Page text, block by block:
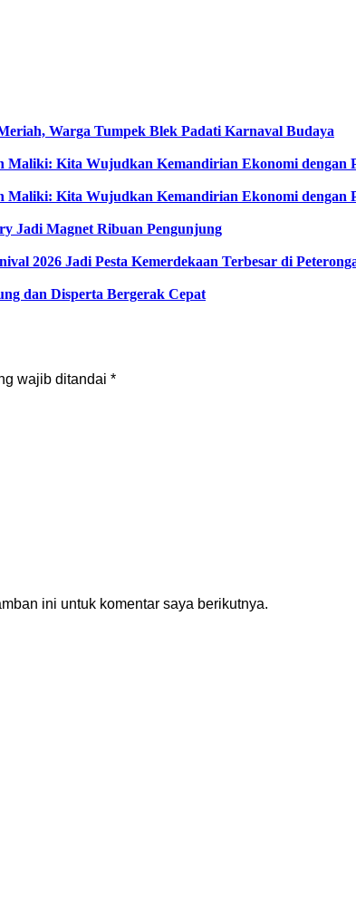
Warga Tumpek Blek Padati Karnaval Budaya
Kita Wujudkan Kemandirian Ekonomi dengan
Kita Wujudkan Kemandirian Ekonomi dengan
Jadi Magnet Ribuan Pengunjung
2026 Jadi Pesta Kemerdekaan Terbesar di
dan Disperta Bergerak Cepat
wajib ditandai *
ini untuk komentar saya berikutnya.